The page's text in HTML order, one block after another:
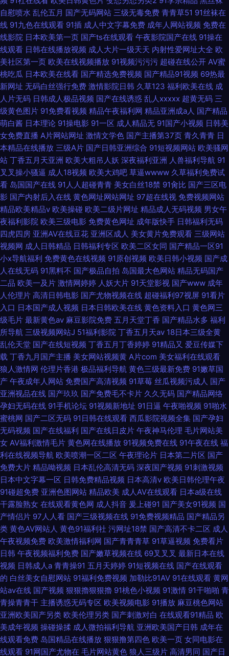
自慰喷水 乱伦五月 国产无码网站 三级无毒免费 青青草51 91丝袜在
线 91九色在线观看 91插 成人中文字幕免费 成年人网站视频 免费在
线影院 日本欧美第一页 国产ts在线观看 午夜影院国产在线 91操在
线观看 日韩在线播放视频 成人大片一级天天 内射性爱网址大全 欧
美社区第一页 欧美在线视频播放 91视频污污污 超碰在线公开 AV蜜
桃吃瓜 日本欧美在线看 国产精选免费视频 国产精品91视频 69热最
新网址 无码白丝强行免费 激情影院日韩 久草123 福利欧美在线 成
人片无码 日韩成人极品视频 国产在线诱惑 乱人xxxxx 超黄无码 三
级黄色图片 91免费看视频 精品午夜福利网 精品亚洲成a人 国产精品
萌白酱 日本理论 91操电影 91一区 成人精品无 91国产小视频 日韩美
女免费直播 A片网站网址 激情文学色 国产主播第37页 青久青青 日
本精品在线播放 三级A片 国产日韩亚洲综合 91短视频网站 欧美骚网
站 丁香五月天亚洲 欧美大粗吊人妖 深夜福利亚洲 人兽福利导航 91
叉叉操小骚逼 成人18视频 欧美大鸡吧 草逼wwww 久草福利免费试
看 岛国国产在线 91人人超碰青青 美女白丝18禁 91肏比 国产三区电
影 国产内射后入在线 黄色网址网站网址 97超在线视 免费视频网站
精品欧美精品v 欧美操碰 欧美二级片网址 精品成人无码视频 男女午
夜福利影院 欧美三级电影 免费黄色网址 成年版快手 日韩福利无码
四虎四房 亚洲AV在线豆花 亚洲区成人 美女黄片免费观看 三级网站
视频网 成人日韩精品 日韩福利专区 欧美二区女同 国产精品一区91
小x导航福利 免费黄色在线视频 91原创视频 欧美日韩小视频 国产成
人在线无码 91黑料不 国产极品自拍 岛国最大色网站 精品无码国产
二品 欧美一及片 激情网婷婷 人妖大片 91天堂影视 国产www 成年
人伦理片 高清日韩电影 国产尤物视频在线 超碰福利97视屏 91看片
入口 日本国产成人视频 日本日韩欧美在线 黄色资料入口 黄色网三
级毛片 最新黄色av 麻豆影院免费 五月天堂丁香 国产精品水多 福利
所导航 三级视频网站J 51福利影院 丁香五月天av 18日本三级全黄
乱伦天堂 国产在线短视频 丁香五月丁香婷婷 91精品又 爱豆传媒下
载 丁香九月国产主播 美女网站视频黄 A片com 美女福利在线观看
狼人激情网 伦理片香港 极品福利导航 黄色三级最新免费 91嫩草国
产 午夜成年人网站 免费国产高清视频 91草莓 丝瓜视频污成人 国产
亚洲视品在线 国产玖玖 国产免费毛不卡片 久久无码 国产精品网络
孕妇无码在线 91手机论坛 91视频新地址 91日逼 午夜啪视频 91啪水
蜜桃网 国产二区无码 91日韩在线观看 西瓜影院视频全集 国产孕妇
无码视频 国产在线福利 国产在线日皮片 午夜神马伦理 毛片网站美
女 AV福利激情毛片 黄色网在线播放 91视频免费在线 91午夜在线 福
利在线视频导航 欧美喷潮一区二区 午夜理论片 日本第二片区 国产
免费大片 精品呦视频 日本乱伦高清无码 深夜国产视频 91刺激视频
日本中文字幕一区 日韩免费精品视频 日本高清v 欧美日韩伦理午夜
91碰超免费 亚洲色图网站 精品欧美 成人AV在线观看 日本a级在线
干露脸熟女 在线观看黄色网 成人抖音 爰上碰91 国产美女91视频 国
产情侣片 97人人看 国产三级视频在线 91免费视频精品 国产精品另
类 黄色AV网站人 黄色91福利社 污网址18禁 国产高清不卡二区 成人
午夜视频免费 欧美激情福利网 国产青青青草 91草逼视频 免费看片
日韩 午夜视频福利免费 国产嫩草视频在线 69叉叉叉 最新日本在线
视频 日韩成人a 青青操91 五月天婷婷 91短视频在线 国产在线观看
的 白丝美女自慰网站 91福利免费视频 加勒比91AV 91在线观看 黄网
站av在线 国产视频 狠狠擼狠狠擼 91桃色小视频 91激情 91干啪啪 青
青操青青干 主播诱惑无码专区 欧美视频电影 91播放 麻豆桃色网站
亚洲欧美国产另类 欧美伦理另类 国产刺激对白 在线观看91精品 欧
美成年视频 操碰操揉 成人微拍福利导航 亚洲欧美国产日韩 成年在
线观看免费 岛国精品在线播放 狠狠撸第四色 欧美一页 女同电影在
线观看 91网国产尤物在 毛片网站黄色 狼人三级片 高清男同 国产日